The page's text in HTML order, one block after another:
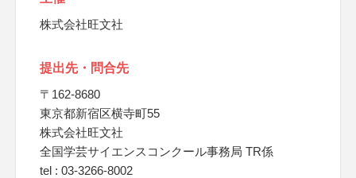
株式会社旺文社
提出先・問合先
〒162-8680
東京都新宿区横寺町55
株式会社旺文社
全国学芸サイエンスコンクール事務局 TR係
tel : 03-3266-8002